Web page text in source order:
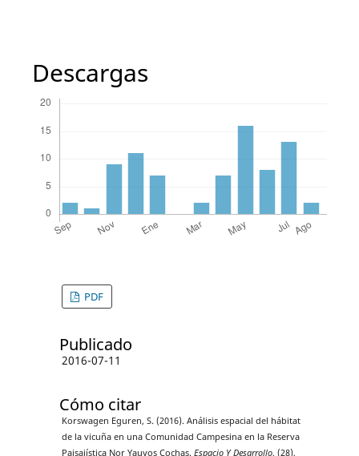
Descargas
PDF
Publicado
2016-07-11
Cómo citar
Korswagen Eguren, S. (2016). Análisis espacial del hábitat
de la vicuña en una Comunidad Campesina en la Reserva
Paisajística Nor Yauyos Cochas. Espacio Y Desarrollo, (28),